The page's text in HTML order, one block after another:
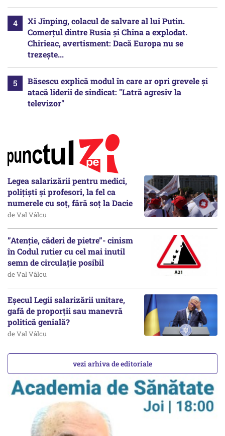
Xi Jinping, colacul de salvare al lui Putin.
Comerțul dintre Rusia și China a explodat.
Chirieac, avertisment: Dacă Europa nu se
trezește...
Băsescu explică modul în care ar opri grevele și
atacă liderii de sindicat: "Latră agresiv la
televizor"
Legea salarizării pentru medici,
polițiști și profesori, la fel ca
numerele cu soț, fără soț la Dacie
de Val Vâlcu
”Atenție, căderi de pietre”- cinism
în Codul rutier cu cel mai inutil
semn de circulație posibil
de Val Vâlcu
Eșecul Legii salarizării unitare,
gafă de proporții sau manevră
politică genială?
de Val Vâlcu
vezi arhiva de editoriale